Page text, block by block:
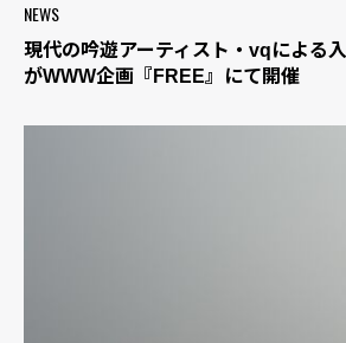
NEWS
現代の吟遊アーティスト・vqによる
がWWW企画『FREE』にて開催